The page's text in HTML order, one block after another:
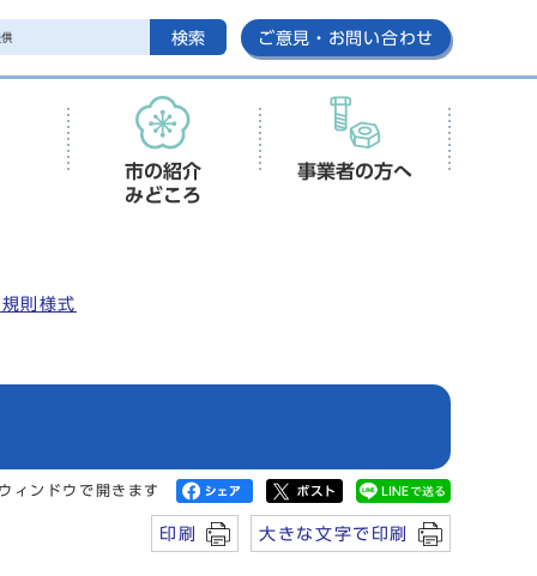
検索 ご意見・お問い合わせ
市の紹介
みどころ
事業者の方へ
則様式
ィンドウで開きます
印刷 大きな文字で印刷